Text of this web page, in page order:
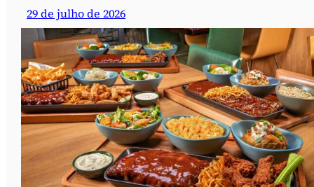
29 de julho de 2026